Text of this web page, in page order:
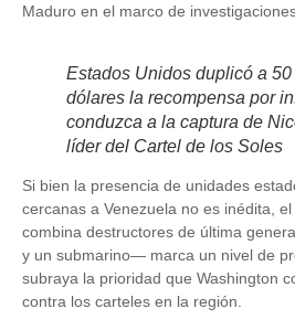
Maduro en el marco de
Estados Unidos duplicó a
dólares la recompensa por
conduzca a la captura de
líder del Cartel de los Soles
Si bien la presencia de unidades
cercanas a Venezuela no es inédita,
combina destructores de última
y un submarino— marca un nivel de
subraya la prioridad que Washington
contra los carteles en la región.